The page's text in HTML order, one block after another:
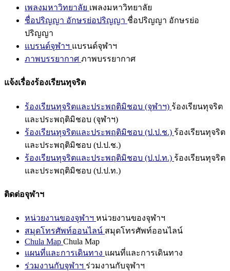
เพลงมหาวิทยาลัย เพลงมหาวิทยาลัย
ชื่อปริญญา อักษรย่อปริญญา ชื่อปริญญา อักษรย่อ
ปริญญา
แบรนด์จุฬาฯ แบรนด์จุฬาฯ
ภาพบรรยากาศ ภาพบรรยากาศ
แจ้งเรื่องร้องเรียนทุจริต
ร้องเรียนทุจริตและประพฤติมิชอบ (จุฬาฯ) ร้องเรียนทุจริต
และประพฤติมิชอบ (จุฬาฯ)
ร้องเรียนทุจริตและประพฤติมิชอบ (ป.ป.ช.) ร้องเรียนทุจริต
และประพฤติมิชอบ (ป.ป.ช.)
ร้องเรียนทุจริตและประพฤติมิชอบ (ป.ป.ท.) ร้องเรียนทุจริต
และประพฤติมิชอบ (ป.ป.ท.)
ติดต่อจุฬาฯ
หน่วยงานของจุฬาฯ หน่วยงานของจุฬาฯ
สมุดโทรศัพท์ออนไลน์ สมุดโทรศัพท์ออนไลน์
Chula Map Chula Map
แผนที่และการเดินทาง แผนที่และการเดินทาง
ร่วมงานกับจุฬาฯ ร่วมงานกับจุฬาฯ